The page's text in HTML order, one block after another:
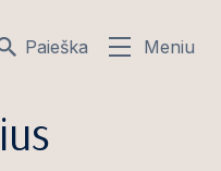
Paieška Meniu